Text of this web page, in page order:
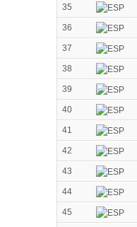
35
36
37
38
39
40
41
42
43
44
45